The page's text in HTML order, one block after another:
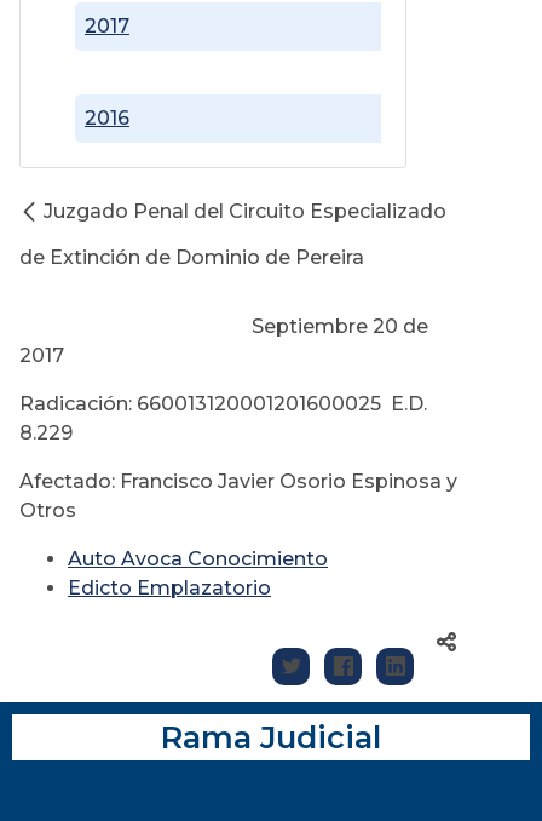
2016
2017
Juzgado Penal del Circuito Especializado
de Extinción de Dominio de Pereira
Septiembre 20 de
2017
Radicación: 660013120001201600025 E.D.
8.229
Afectado: Francisco Javier Osorio Espinosa y
Otros
Auto Avoca Conocimiento
Edicto Emplazatorio
Rama Judicial